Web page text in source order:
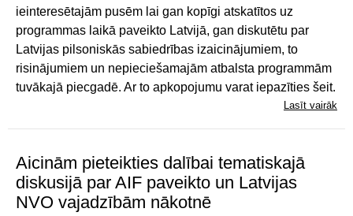
ieinteresētajām pusēm lai gan kopīgi atskatītos uz
programmas laikā paveikto Latvijā, gan diskutētu par
Latvijas pilsoniskās sabiedrības izaicinājumiem, to
risinājumiem un nepieciešamajām atbalsta programmām
tuvākajā piecgadē. Ar to apkopojumu varat iepazīties šeit.
Lasīt vairāk
Aicinām pieteikties dalībai tematiskajā
diskusijā par AIF paveikto un Latvijas
NVO vajadzībām nākotnē